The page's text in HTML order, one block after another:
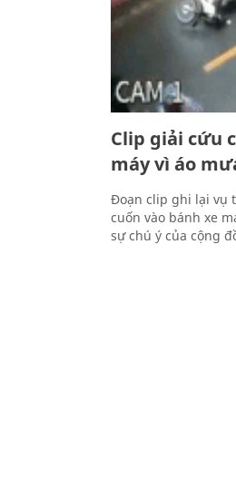
Clip giải cứu
máy vì áo
Đoạn clip ghi lại vụ
cuốn vào bánh xe
sự chú ý của cộng